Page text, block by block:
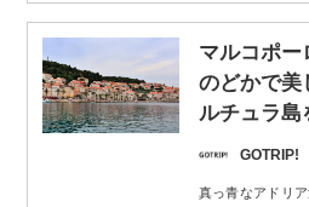
マルコポー
のどかで美
ルチュラ島
GOTRIP!
真っ青なアドリ